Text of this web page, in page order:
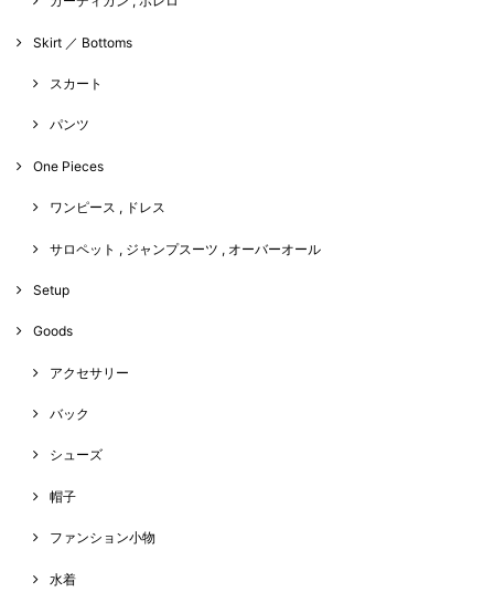
Skirt ／ Bottoms
スカート
パンツ
One Pieces
ワンピース , ドレス
サロペット , ジャンプスーツ , オーバーオール
Setup
Goods
アクセサリー
バック
シューズ
帽子
ファンション小物
水着